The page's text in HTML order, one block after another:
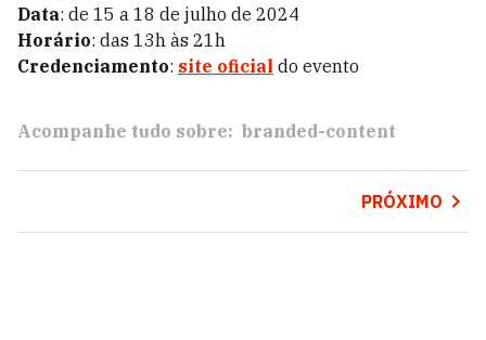
Data: de 15 a 18 de julho de 2024
Horário: das 13h às 21h
Credenciamento: site oficial do evento
Acompanhe tudo sobre: branded-content
PRÓXIMO